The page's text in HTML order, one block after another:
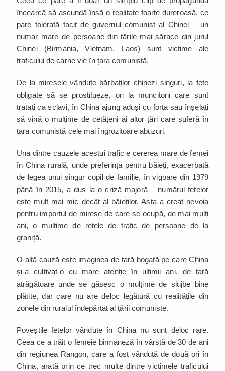
încearcă să ascundă însă o realitate foarte dureroasă, ce
pare tolerată tacit de guvernul comunist al Chinei – un
numar mare de persoane din țările mai sărace din jurul
Chinei (Birmania, Vietnam, Laos) sunt victime ale
traficului de carne vie în țara comunistă.
De la miresele vândute bărbaților chinezi singuri, la fete
obligate să se prostitueze, ori la muncitorii care sunt
tratați ca sclavi, în China ajung aduși cu forța sau înșelați
să vină o mulțime de cetățeni ai altor țări care suferă în
țara comunistă cele mai îngrozitoare abuzuri.
Una dintre cauzele acestui trafic e cererea mare de femei
în China rurală, unde preferința pentru băieți, exacerbată
de legea unui singur copil de familie, în vigoare din 1979
până în 2015, a dus la o criză majoră – numărul fetelor
este mult mai mic decât al băieților. Asta a creat nevoia
pentru importul de mirese de care se ocupă, de mai mulți
ani, o mulțime de rețele de trafic de persoane de la
graniță.
O altă cauză este imaginea de țară bogată pe care China
și-a cultivat-o cu mare atenție în ultimii ani, de țară
atrăgătoare unde se găsesc o mulțime de slujbe bine
plătite, dar care nu are deloc legătură cu realitățile din
zonele din ruralul îndepărtat al țării comuniste.
Poveștile fetelor vândute în China nu sunt deloc rare.
Ceea ce a trăit o femeie birmaneză în vârstă de 30 de ani
din regiunea Rangon, care a fost vândută de două ori în
China, arată prin ce trec multe dintre victimele traficului